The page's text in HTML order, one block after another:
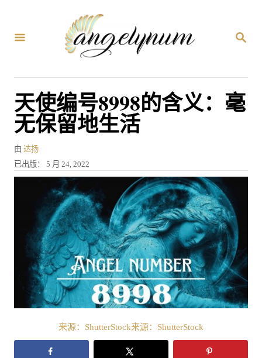
搜
天使编号8998的含义：毫
无保留地生活
由 作
者
达扬
发
表
已出版： 5 月 24, 2022
来源：ShutterStock来源：ShutterStock